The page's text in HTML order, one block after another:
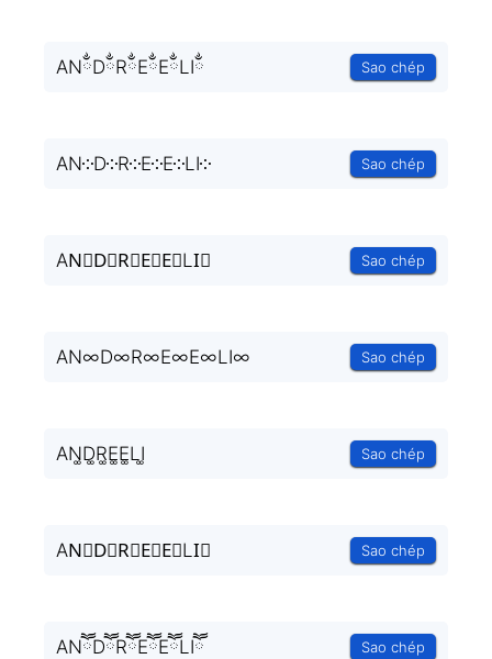
ANྂDྂRྂEྂEྂLIྂ Sao chép
AN༶D༶R༶E༶E༶LI༶ Sao chép
AN⃒D⃒R⃒E⃒E⃒LI⃒ Sao chép
AN∞D∞R∞E∞E∞LI∞ Sao chép
AN͚D͚R͚E͚E͚LI͚ Sao chép
AN⃒D⃒R⃒E⃒E⃒LI⃒ Sao chép
ANཽDཽRཽEཽEཽLIཽ Sao chép